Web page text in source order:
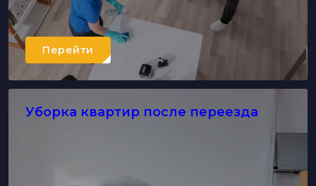
Перейти
Уборка квартир после переезда